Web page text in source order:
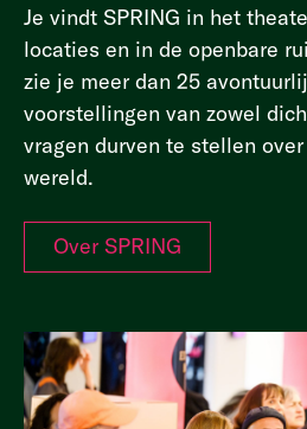
Je vindt SPRING in het
locaties en in de openbare
zie je meer dan 25
voorstellingen van zowel
vragen durven te stellen
wereld.
Over SPRING